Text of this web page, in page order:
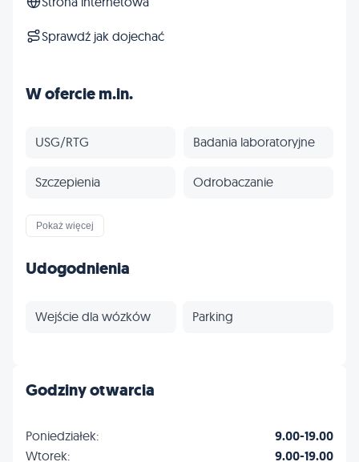
Sprawdź jak dojechać
W ofercie m.in.
USG/RTG Badania laboratoryjne
Szczepienia Odrobaczanie
Wizyty domowe
Profilaktyka
Pokaż więcej
Udogodnienia
Wejście dla wózków Parking
Godziny otwarcia
Poniedziałek: 9.00-19.00
Wtorek: 9.00-19.00